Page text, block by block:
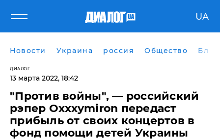
UA
Новости Украина россия Общество
ДИАЛОГ
13 марта 2022, 18:42
"Против войны", — российский
рэпер Oxxxymiron передаст
прибыль от своих концертов в
фонд помощи детей Украины